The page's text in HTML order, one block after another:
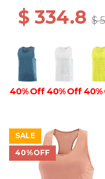
$ 334.8 $
40% Off 40% Off 40%
SALE
40%OFF